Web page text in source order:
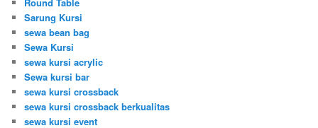
Sarung Kursi
sewa bean bag
Sewa Kursi
sewa kursi acrylic
Sewa kursi bar
sewa kursi crossback
sewa kursi crossback berkualitas
sewa kursi event